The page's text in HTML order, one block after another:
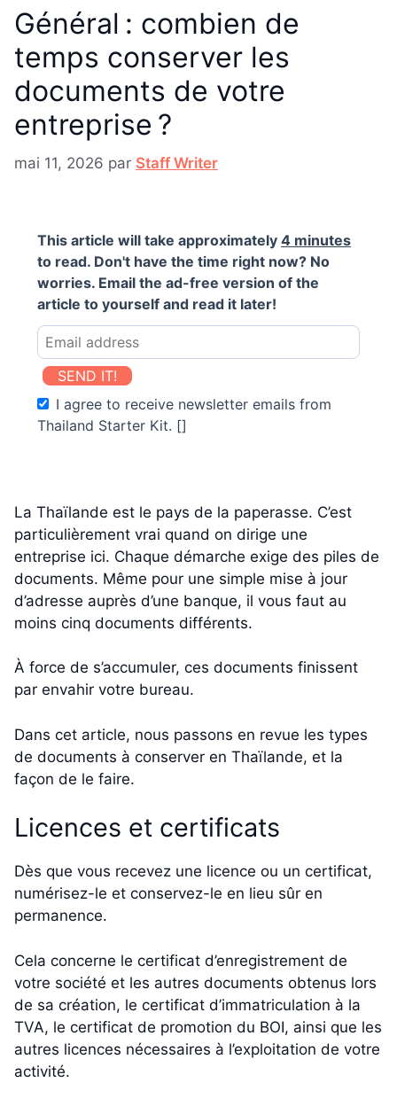
Général : combien de
temps conserver les
documents de votre
entreprise ?
mai 11, 2026 par Staff Writer
This article will take approximately 4 minutes
to read. Don't have the time right now? No
worries. Email the ad-free version of the
article to yourself and read it later!
SEND IT!
I agree to receive newsletter emails from
Thailand Starter Kit. []
La Thaïlande est le pays de la paperasse. C’est
particulièrement vrai quand on dirige une
entreprise ici. Chaque démarche exige des piles de
documents. Même pour une simple mise à jour
d’adresse auprès d’une banque, il vous faut au
moins cinq documents différents.
À force de s’accumuler, ces documents finissent
par envahir votre bureau.
Dans cet article, nous passons en revue les types
de documents à conserver en Thaïlande, et la
façon de le faire.
Licences et certificats
Dès que vous recevez une licence ou un certificat,
numérisez-le et conservez-le en lieu sûr en
permanence.
Cela concerne le certificat d’enregistrement de
votre société et les autres documents obtenus lors
de sa création, le certificat d’immatriculation à la
TVA, le certificat de promotion du BOI, ainsi que les
autres licences nécessaires à l’exploitation de votre
activité.